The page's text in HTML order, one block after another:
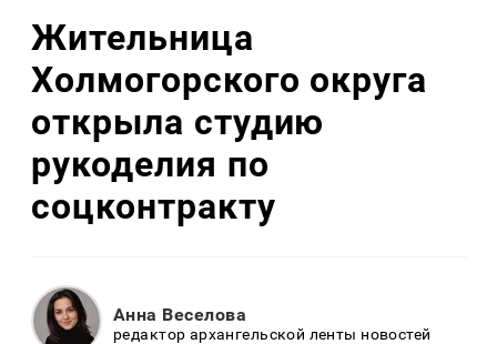
Жительница
Холмогорского округа
открыла студию
рукоделия по
соцконтракту
Анна Веселова
редактор архангельской ленты новостей